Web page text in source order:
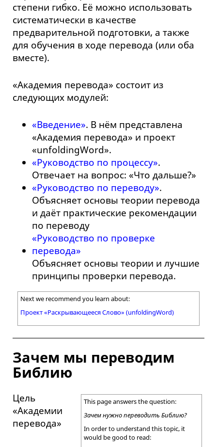
степени гибко. Её можно использовать
систематически в качестве
предварительной подготовки, а также
для обучения в ходе перевода (или оба
вместе).
«Академия перевода» состоит из
следующих модулей:
«Введение». В нём представлена
«Академия перевода» и проект
«unfoldingWord».
«Руководство по процессу».
Отвечает на вопрос: «Что дальше?»
«Руководство по переводу».
Объясняет основы теории перевода
и даёт практические рекомендации
по переводу
«Руководство по проверке
перевода»
Объясняет основы теории и лучшие
принципы проверки перевода.
Next we recommend you learn about:
Проект «Раскрывающееся Слово» (unfoldingWord)
Зачем мы переводим
Библию
This page answers the question:
Зачем нужно переводить Библию?
In order to understand this topic, it
would be good to read:
Цель
«Академии
перевода»